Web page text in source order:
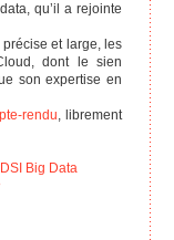
qu’il a rejointe
et large, les
dont le sien
son expertise en
rendu, librement
DSI Big Data